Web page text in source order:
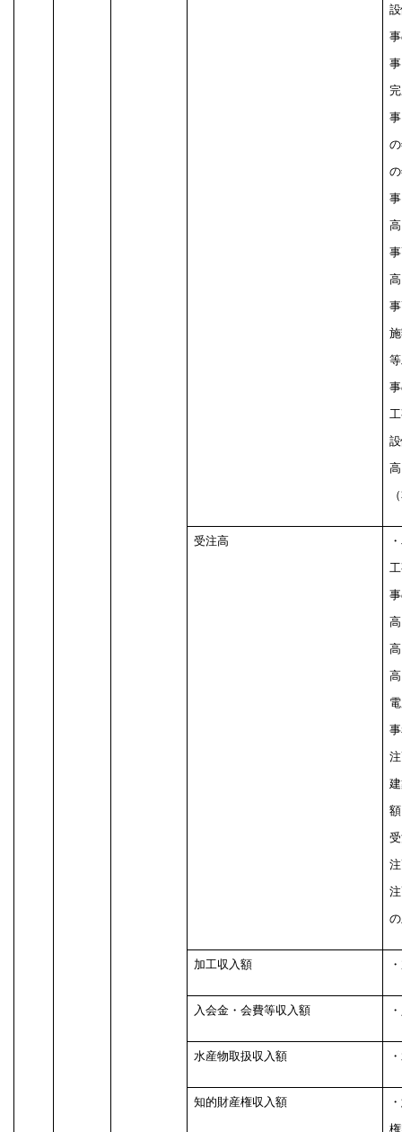
受注高 ・
加工収入額
入会金・会費等収入額
水産物取扱収入額
知的財産権収入額